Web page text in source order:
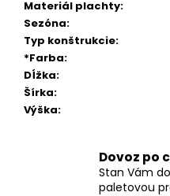
Materiál plachty:
Sezóna:
Typ konštrukcie:
*Farba:
Dĺžka:
Šírka:
Výška:
Dovoz po
Stan Vám
paletovou